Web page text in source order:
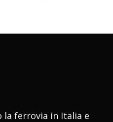
la ferrovia in Italia e